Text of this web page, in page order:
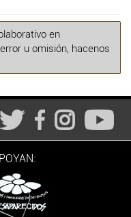
en
u omisión, hacenos